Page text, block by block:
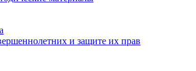
и защите их прав